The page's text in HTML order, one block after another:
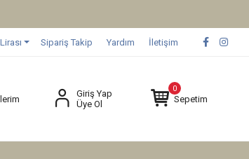
Sipariş Takip Yardım İletişim
Giriş Yap
Üye Ol
0
Sepetim